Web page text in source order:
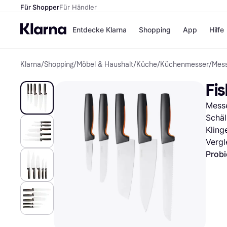
Für ShopperFür Händler
Entdecke Klarna
Zahlungsmethoden
Bezahle in 3
Teilzahlungen
Bezahle in bis zu 30
Tagen
Ratenzahlung
Shopping
Shops
eBay
Temu
SHEIN
Alle Shops
App Hilfe
Klarna/Shopping/Möbel & Haushalt/Küche/Küchenmesser/